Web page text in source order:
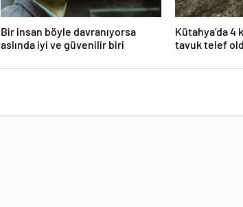
Bir insan böyle davranıyorsa
aslında iyi ve güvenilir biri
Kütahya’da 4
tavuk telef